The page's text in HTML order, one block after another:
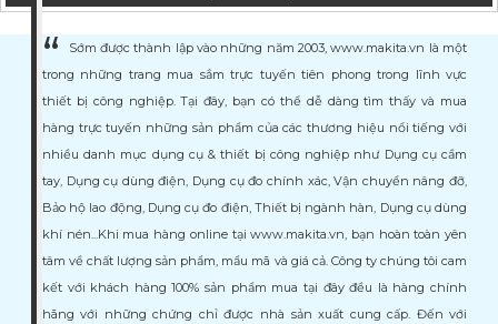
Sớm được thành lập vào những năm 2003, www.makita.vn là một
trong những trang mua sắm trực tuyến tiên phong trong lĩnh vực
thiết bị công nghiệp. Tại đây, bạn có thể dễ dàng tìm thấy và mua
hàng trực tuyến những sản phẩm của các thương hiệu nổi tiếng với
nhiều danh mục dụng cụ & thiết bị công nghiệp như Dụng cụ cầm
tay, Dụng cụ dùng điện, Dụng cụ đo chính xác, Vận chuyển nâng đỡ,
Bảo hộ lao động, Dụng cụ đo điện, Thiết bị ngành hàn, Dụng cụ dùng
khí nén...Khi mua hàng online tại www.makita.vn, bạn hoàn toàn yên
tâm về chất lượng sản phẩm, mẩu mã và giá cả. Công ty chúng tôi cam
kết với khách hàng 100% sản phẩm mua tại đây đều là hàng chính
hãng với những chứng chỉ được nhà sản xuất cung cấp. Đến với